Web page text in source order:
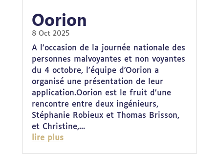
Oorion
8 Oct 2025
A l'occasion de la journée nationale des
personnes malvoyantes et non voyantes
du 4 octobre, l'équipe d'Oorion a
organisé une présentation de leur
application.Oorion est le fruit d'une
rencontre entre deux ingénieurs,
Stéphanie Robieux et Thomas Brisson,
et Christine,...
lire plus